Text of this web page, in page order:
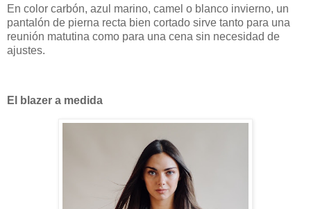
En color carbón, azul marino, camel o blanco invierno, un
pantalón de pierna recta bien cortado sirve tanto para una
reunión matutina como para una cena sin necesidad de
ajustes.
El blazer a medida